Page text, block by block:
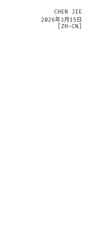
CHEN JIE
2026年3月15日
ZH-CN